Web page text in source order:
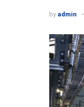
by admin